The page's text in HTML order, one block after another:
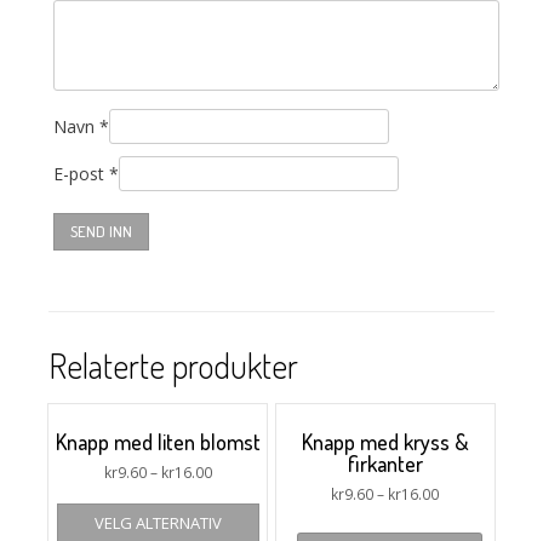
Navn *
E-post *
Relaterte produkter
Knapp med liten blomst
kr9.60– kr16.00
VELG ALTERNATIV
Knapp med kryss &
firkanter
kr9.60– kr16.00